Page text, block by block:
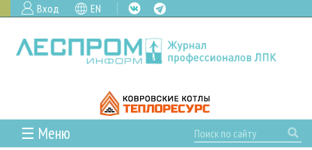
Вход EN
☰ Меню